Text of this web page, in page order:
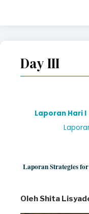
Day III
Laporan Hari I
Laporan Strategies
Oleh Shita